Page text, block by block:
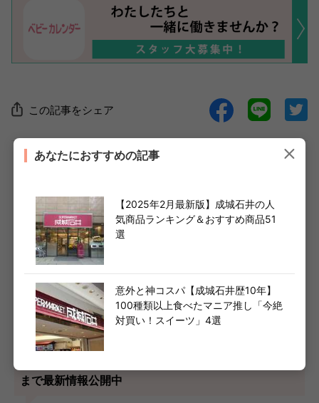
この記事をシェア
ショップまとめはこちら
プライベートブランドも充実！人気スイーツやお惣菜
は今すぐチェック
成城石井まとめはこちら
まで最新情報公開中
あなたにおすすめの記事
【2025年2月最新版】成城石井の人
気商品ランキング＆おすすめ商品51
選
意外と神コスパ【成城石井歴10年】
100種類以上食べたマニア推し「今絶
対買い！スイーツ」4選